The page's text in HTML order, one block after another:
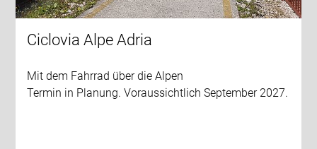
Ciclovia Alpe Adria
Mit dem Fahrrad über die Alpen
Termin in Planung. Voraussichtlich September 2027.